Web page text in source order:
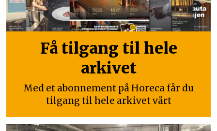
Få tilgang til hele
arkivet
Med et abonnement på Horeca får du
tilgang til hele arkivet vårt